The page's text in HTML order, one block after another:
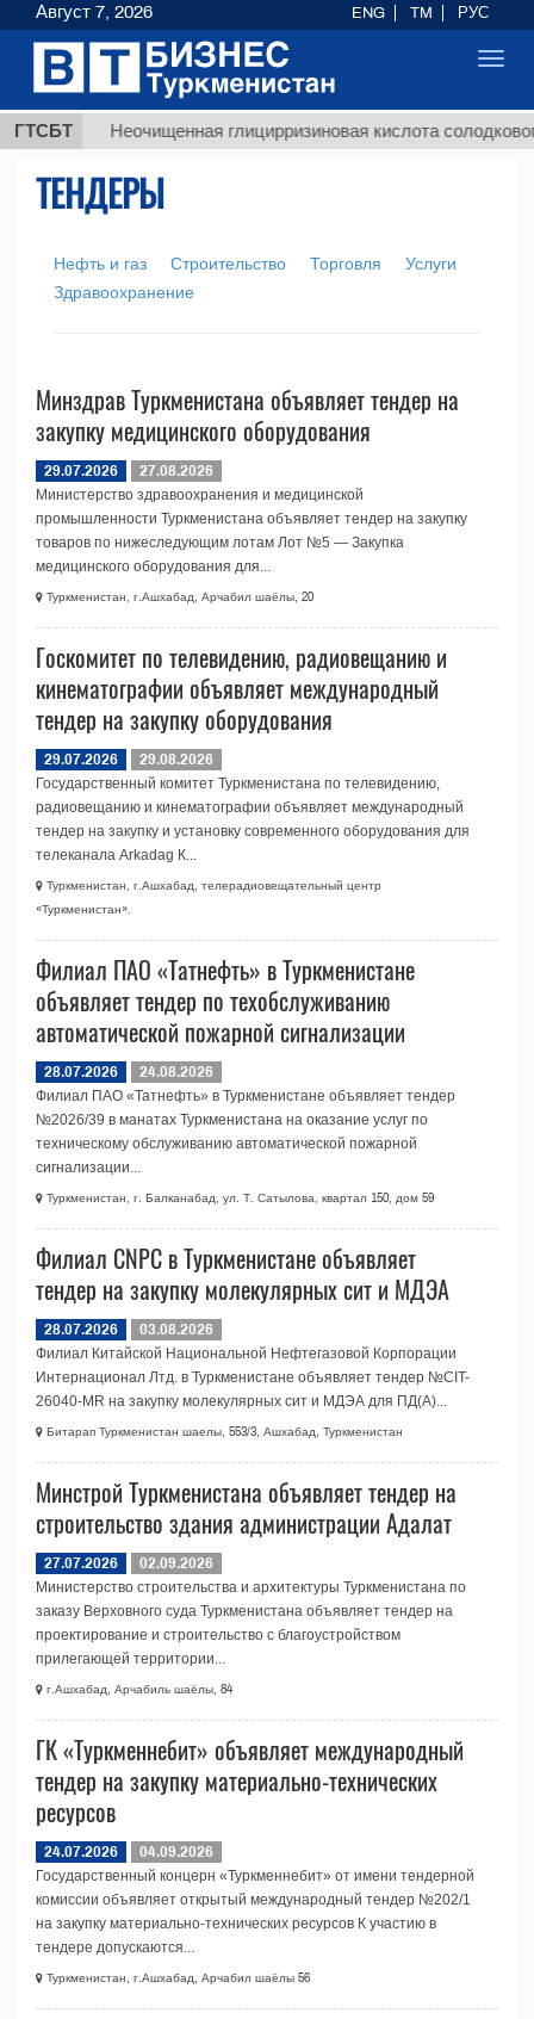
ГТСБТ Неочищенная глицирризиновая кислота
ТЕНДЕРЫ
Нефть и газ Строительство Торговля
Услуги
Здравоохранение
Минздрав Туркменистана объявляет тендер на
закупку медицинского оборудования
29.07.2026
27.08.2026
Министерство здравоохранения и медицинской
промышленности Туркменистана объявляет тендер на закупку
товаров по нижеследующим лотам Лот №5 — Закупка
медицинского оборудования для...
Туркменистан, г.Ашхабад, Арчабил шаёлы, 20
Госкомитет по телевидению, радиовещанию и
кинематографии объявляет международный
тендер на закупку оборудования
29.07.2026
29.08.2026
Государственный комитет Туркменистана по телевидению,
радиовещанию и кинематографии объявляет международный
тендер на закупку и установку современного оборудования для
телеканала Arkadag К...
Туркменистан, г.Ашхабад, телерадио­вещательный центр
«Туркменистан».
Филиал ПАО «Татнефть» в Туркменистане
объявляет тендер по техобслуживанию
автоматической пожарной сигнализации
28.07.2026
24.08.2026
Филиал ПАО «Татнефть» в Туркменистане объявляет тендер
№2026/39 в манатах Туркменистана на оказание услуг по
техническому обслуживанию автоматической пожарной
сигнализации...
Туркменистан, г. Балканабад, ул. Т. Сатылова, квартал 150, дом 59
Филиал CNPC в Туркменистане объявляет
тендер на закупку молекулярных сит и МДЭА
28.07.2026
03.08.2026
Филиал Китайской Национальной Нефтегазовой Корпорации
Интернационал Лтд. в Туркменистане объявляет тендер №CIT-
26040-МR на закупку молекулярных сит и МДЭА для ПД(А)...
Битарап Туркменистан шаелы, 553/3, Ашхабад, Туркменистан
Минстрой Туркменистана объявляет тендер на
строительство здания администрации Адалат
27.07.2026
02.09.2026
Министерство строительства и архитектуры Туркменистана по
заказу Верховного суда Туркменистана объявляет тендер на
проектирование и строительство с благоустройством
прилегающей территории...
г.Ашхабад, Арчабиль шаёлы, 84
ГК «Туркменнебит» объявляет международный
тендер на закупку материально-технических
ресурсов
24.07.2026
04.09.2026
Государственный концерн «Туркменнебит» от имени тендерной
комиссии объявляет открытый международный тендер №202/1
на закупку материально-технических ресурсов К участию в
тендере допускаются...
Туркменистан, г.Ашхабад, Арчабил шаёлы 56
Август 7, 2026 ENG TM РУС